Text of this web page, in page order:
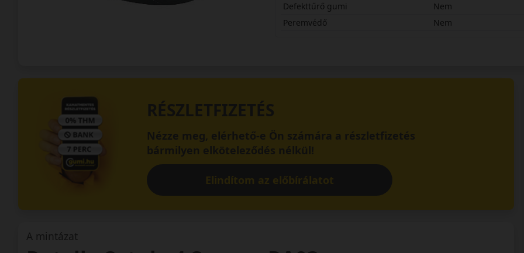
Defekttűrő gumi
Nem
Peremvédő
Nem
RÉSZLETFIZETÉS
Nézze meg, elérhető-e Ön számára a részletfizetés
bármilyen elköteleződés nélkül!
Elindítom az előbírálatot
A mintázat